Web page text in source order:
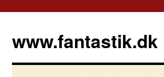
indhold
www.fantastik.dk